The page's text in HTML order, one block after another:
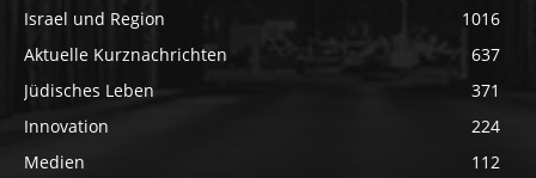
Israel und Region
1016
Aktuelle Kurznachrichten
637
Jüdisches Leben
371
Innovation
224
Medien
112